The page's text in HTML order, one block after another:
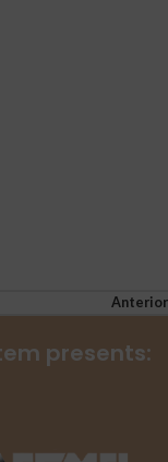
Anterior
presents: